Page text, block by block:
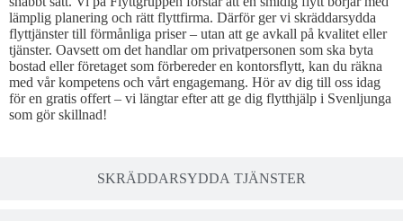
SKRÄDDARSYDDA TJÄNSTER
lämplig planering och rätt flyttfirma. Därför ger vi skräddarsydda
flyttjänster till förmånliga priser – utan att ge avkall på kvalitet eller
tjänster. Oavsett om det handlar om privatpersonen som ska byta
bostad eller företaget som förbereder en kontorsflytt, kan du räkna
med vår kompetens och vårt engagemang. Hör av dig till oss idag
för en gratis offert – vi längtar efter att ge dig flytthjälp i Svenljunga
som gör skillnad!